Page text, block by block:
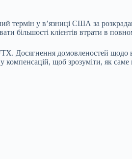
у в’язниці США за
більшості клієнтів втрати в
Досягнення домовленостей щодо
щоб зрозуміти, як